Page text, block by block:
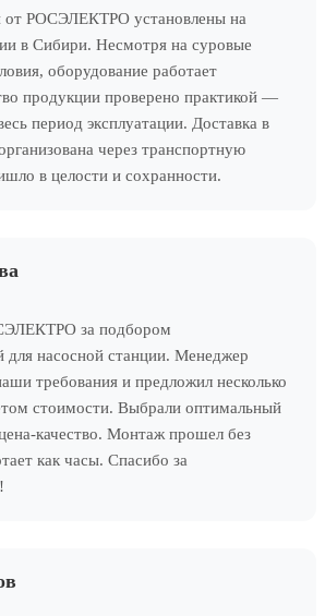
от РОСЭЛЕКТРО установлены на
в Сибири. Несмотря на суровые
оборудование работает
продукции проверено практикой —
период эксплуатации. Доставка в
через транспортную
в целости и сохранности.
за подбором
для насосной станции. Менеджер
требования и предложил несколько
стоимости. Выбрали оптимальный
качество. Монтаж прошел без
как часы. Спасибо за